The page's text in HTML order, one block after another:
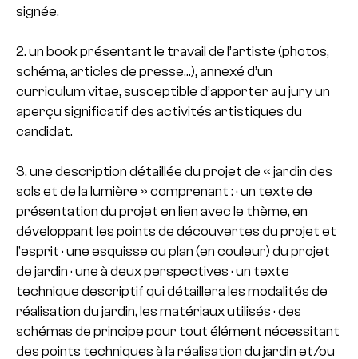
signée.
2. un book présentant le travail de l’artiste (photos,
schéma, articles de presse…), annexé d’un
curriculum vitae, susceptible d’apporter au jury un
aperçu significatif des activités artistiques du
candidat.
3. une description détaillée du projet de « jardin des
sols et de la lumière » comprenant : · un texte de
présentation du projet en lien avec le thème, en
développant les points de découvertes du projet et
l’esprit · une esquisse ou plan (en couleur) du projet
de jardin · une à deux perspectives · un texte
technique descriptif qui détaillera les modalités de
réalisation du jardin, les matériaux utilisés · des
schémas de principe pour tout élément nécessitant
des points techniques à la réalisation du jardin et/ou